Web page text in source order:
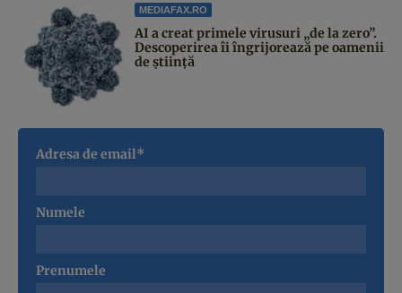
MEDIAFAX.RO
AI a creat primele virusuri „de la zero”.
Descoperirea îi îngrijorează pe oamenii
de știință
Adresa de email*
Numele
Prenumele